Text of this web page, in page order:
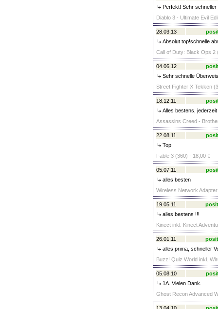
Perfekt! Sehr
Diablo 3 - Ultimate Evil
28.03.13
Absolut top!schnelle
Call of Duty: Black Ops 2
04.06.12
Sehr schnelle
Street Fighter X Tekken
18.12.11
Alles bestens,
Assassins Creed -
22.08.11
Top
Fable 3 (360) - 18,00 €
05.07.11
alles besten
Wireless Network
19.05.11
alles bestens !!!
Kinect inkl. Kinect
26.01.11
alles prima, schneller
Buzz! Quiz World inkl.
05.08.10
1A. Vielen Dank.
Ghost Recon Advanced